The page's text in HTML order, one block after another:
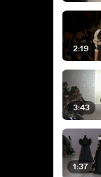
2:19
3:43
1:37